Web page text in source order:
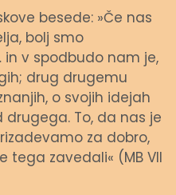
besede: »Če nas
bolj smo
v spodbudo nam je,
drug drugemu
o svojih idejah
To, da nas je
za dobro,
tega zavedali« (MB VII